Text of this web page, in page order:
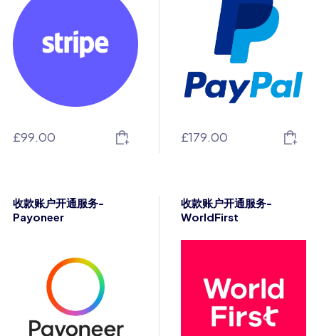
£99.00 £179.00
收款账户开通服务-
Payoneer
收款账户开通服务-
WorldFirst